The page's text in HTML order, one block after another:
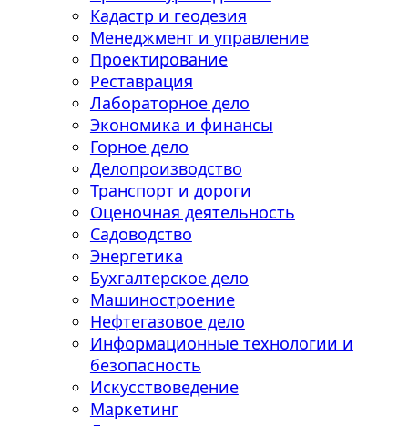
Кадастр и геодезия
Менеджмент и управление
Проектирование
Реставрация
Лабораторное дело
Экономика и финансы
Горное дело
Делопроизводство
Транспорт и дороги
Оценочная деятельность
Садоводство
Энергетика
Бухгалтерское дело
Машиностроение
Нефтегазовое дело
Информационные технологии и
безопасность
Искусствоведение
Маркетинг